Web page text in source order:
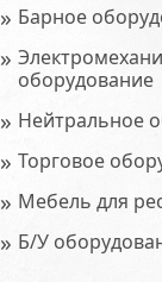
» Барное
»
оборудование
» Нейтральное
» Торговое
» Мебель для
» Б/У